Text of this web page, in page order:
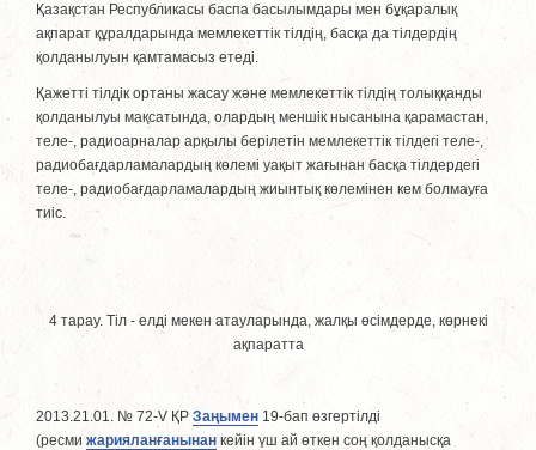
Қазақстан Республикасы баспа басылымдары мен бұқаралық
ақпарат құралдарында мемлекеттік тiлдiң, басқа да тiлдердiң
қолданылуын қамтамасыз етедi.
Қажеттi тiлдiк ортаны жасау және мемлекеттiк тiлдiң толыққанды
қолданылуы мақсатында, олардың меншiк нысанына қарамастан,
теле-, радиоарналар арқылы берiлетiн мемлекеттiк тiлдегi теле-,
радиобағдарламалардың көлемi уақыт жағынан басқа тiлдердегi
теле-, радиобағдарламалардың жиынтық көлемiнен кем болмауға
тиiс.
4 тарау. Тiл - елдi мекен атауларында, жалқы өсiмдерде, көрнекi
ақпаратта
2013.21.01. № 72-V ҚР Заңымен 19-бап өзгертілді
(ресми жарияланғанынан кейін үш ай өткен соң қолданысқа